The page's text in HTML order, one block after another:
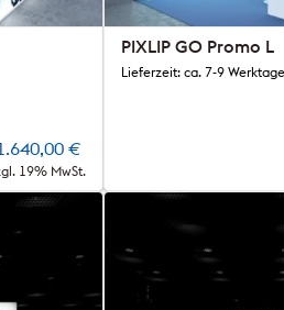
€
19% MwSt.
PIXLIP GO Promo L
Lieferzeit: ca. 7-9 Werktage